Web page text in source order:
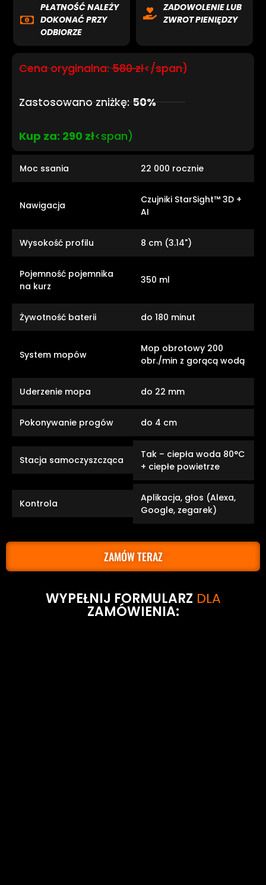
PŁATNOŚĆ NALEŻY
DOKONAĆ PRZY
ODBIORZE
ZADOWOLENIE LUB
ZWROT PIENIĘDZY
Cena oryginalna:580 zł</span)
Zastosowano zniżkę:50%
Kup za: 290 zł<span)
Moc ssania 22 000 rocznie
Nawigacja
Czujniki StarSight™ 3D +
AI
Wysokość profilu 8 cm (3.14")
Pojemność pojemnika
na kurz
350 ml
Żywotność baterii do 180 minut
System mopów
Mop obrotowy 200
obr./min z gorącą wodą
Uderzenie mopa do 22 mm
Pokonywanie progów do 4 cm
Stacja samoczyszcząca
Tak – ciepła woda 80°C
+ ciepłe powietrze
Kontrola
Aplikacja, głos (Alexa,
Google, zegarek)
ZAMÓW TERAZ
WYPEŁNIJ FORMULARZ DLA
ZAMÓWIENIA: